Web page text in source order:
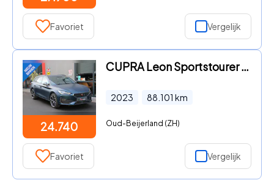
Favoriet Vergelijk
24.740
CUPRA Leon Sportstourer - 1.4 e-Hybrid VZ MAT, 88DKM, 245PK, WINTERPAKKET
2023 88.101 km
Oud-Beijerland (ZH)
Favoriet Vergelijk